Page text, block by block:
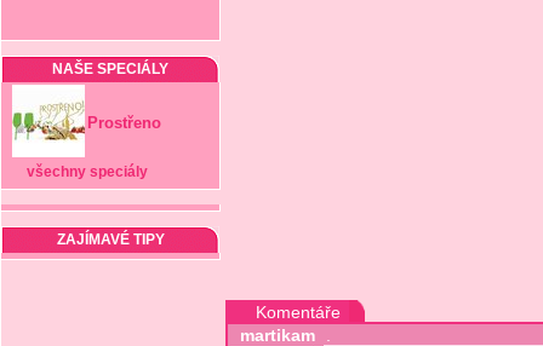
NAŠE SPECIÁLY
Prostřeno
všechny speciály
ZAJÍMAVÉ TIPY
Komentáře
martikam